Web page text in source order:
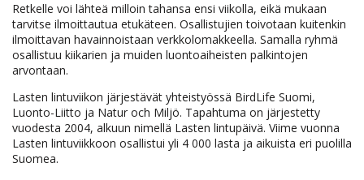
Retkelle voi lähteä milloin tahansa ensi viikolla, eikä mukaan
tarvitse ilmoittautua etukäteen. Osallistujien toivotaan kuitenkin
ilmoittavan havainnoistaan verkkolomakkeella. Samalla ryhmä
osallistuu kiikarien ja muiden luontoaiheisten palkintojen
arvontaan.
Lasten lintuviikon järjestävät yhteistyössä BirdLife Suomi,
Luonto-Liitto ja Natur och Miljö. Tapahtuma on järjestetty
vuodesta 2004, alkuun nimellä Lasten lintupäivä. Viime vuonna
Lasten lintuviikkoon osallistui yli 4 000 lasta ja aikuista eri puolilla
Suomea.